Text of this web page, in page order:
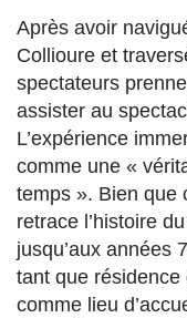
Après avoir
Collioure et
spectateurs
assister au
L’expérience
comme une «
temps ». Bien que
retrace l’histoire
jusqu’aux années
tant que
comme lieu